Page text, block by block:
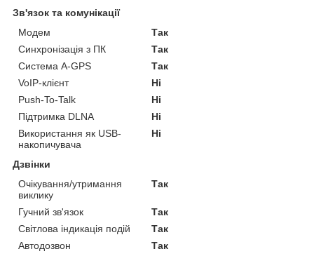
Зв'язок та комунікації
Модем
Так
Синхронізація з ПК
Так
Система A-GPS
Так
VoIP-клієнт
Ні
Push-To-Talk
Ні
Підтримка DLNA
Ні
Використання як USB-
накопичувача
Ні
Дзвінки
Очікування/утримання
виклику
Так
Гучний зв'язок
Так
Світлова індикація подій
Так
Автодозвон
Так